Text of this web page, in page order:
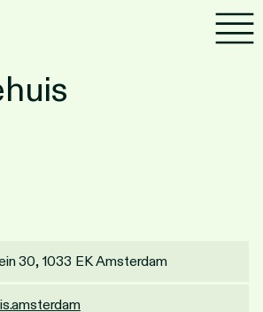
30, 1033 EK Amsterdam